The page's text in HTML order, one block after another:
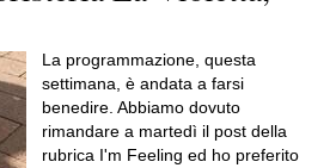
La programmazione, questa
settimana, è andata a farsi
benedire. Abbiamo dovuto
rimandare a martedì il post della
rubrica I'm Feeling ed ho preferito